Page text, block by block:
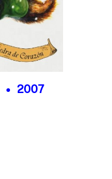
2007